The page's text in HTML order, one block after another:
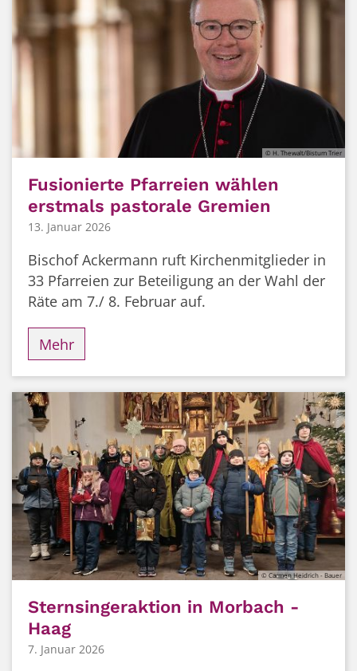
© H. Thewalt/Bistum Trier
Fusionierte Pfarreien wählen
erstmals pastorale Gremien
13. Januar 2026
Bischof Ackermann ruft Kirchenmitglieder in
33 Pfarreien zur Beteiligung an der Wahl der
Räte am 7./ 8. Februar auf.
Mehr
© Carmen Heidrich - Bauer
Sternsingeraktion in Morbach -
Haag
7. Januar 2026